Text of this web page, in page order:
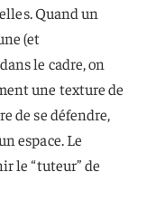
Quand un
(et
le cadre, on
une texture de
de se défendre,
espace. Le
le “tuteur” de